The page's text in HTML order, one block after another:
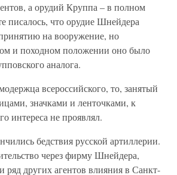
а орудий Круппа – в полном
писалось, что орудие Шнейдера
на вооружение, но
и походном положении оно было
аналога.
всероссийского, то, занятый
значками и ленточками, к
интереса не проявлял.
бедствия русской артиллерии.
через фирму Шнейдера,
ряд других агентов влияния в Санкт-